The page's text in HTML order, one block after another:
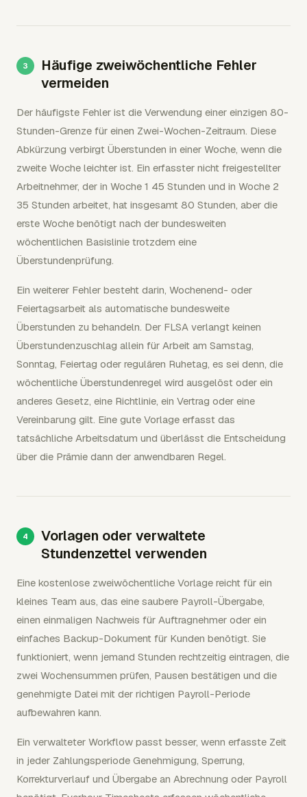
Häufige zweiwöchentliche Fehler
vermeiden
Der häufigste Fehler ist die Verwendung einer einzigen 80-
Stunden-Grenze für einen Zwei-Wochen-Zeitraum. Diese
Abkürzung verbirgt Überstunden in einer Woche, wenn die
zweite Woche leichter ist. Ein erfasster nicht freigestellter
Arbeitnehmer, der in Woche 1 45 Stunden und in Woche 2
35 Stunden arbeitet, hat insgesamt 80 Stunden, aber die
erste Woche benötigt nach der bundesweiten
wöchentlichen Basislinie trotzdem eine
Überstundenprüfung.
Ein weiterer Fehler besteht darin, Wochenend- oder
Feiertagsarbeit als automatische bundesweite
Überstunden zu behandeln. Der FLSA verlangt keinen
Überstundenzuschlag allein für Arbeit am Samstag,
Sonntag, Feiertag oder regulären Ruhetag, es sei denn, die
wöchentliche Überstundenregel wird ausgelöst oder ein
anderes Gesetz, eine Richtlinie, ein Vertrag oder eine
Vereinbarung gilt. Eine gute Vorlage erfasst das
tatsächliche Arbeitsdatum und überlässt die Entscheidung
über die Prämie dann der anwendbaren Regel.
Vorlagen oder verwaltete
Stundenzettel verwenden
Eine kostenlose zweiwöchentliche Vorlage reicht für ein
kleines Team aus, das eine saubere Payroll-Übergabe,
einen einmaligen Nachweis für Auftragnehmer oder ein
einfaches Backup-Dokument für Kunden benötigt. Sie
funktioniert, wenn jemand Stunden rechtzeitig eintragen, die
zwei Wochensummen prüfen, Pausen bestätigen und die
genehmigte Datei mit der richtigen Payroll-Periode
aufbewahren kann.
Ein verwalteter Workflow passt besser, wenn erfasste Zeit
in jeder Zahlungsperiode Genehmigung, Sperrung,
Korrekturverlauf und Übergabe an Abrechnung oder Payroll